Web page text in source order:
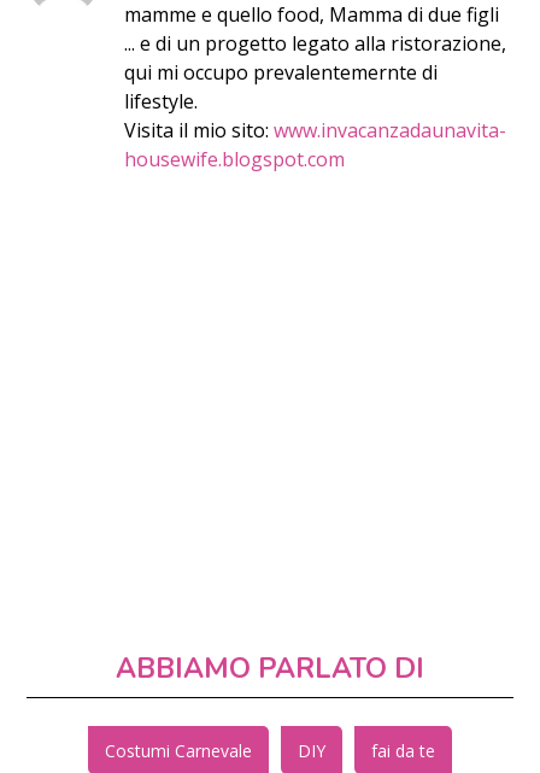
mamme e quello food, Mamma di due figli
... e di un progetto legato alla ristorazione,
qui mi occupo prevalentemernte di
lifestyle.
Visita il mio sito:www.invacanzadaunavita-
housewife.blogspot.com
ABBIAMO PARLATO DI
Costumi Carnevale DIY fai da te